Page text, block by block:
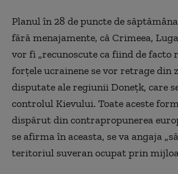
Planul în 28 de puncte de
fără menajamente, că Crimeea,
vor fi „recunoscute ca fiind de facto
forțele ucrainene se vor retrage din
disputate ale regiunii Donețk, care
controlul Kievului. Toate aceste
dispărut din contrapropunerea
se afirma în aceasta, se va angaja
teritoriul suveran ocupat prin